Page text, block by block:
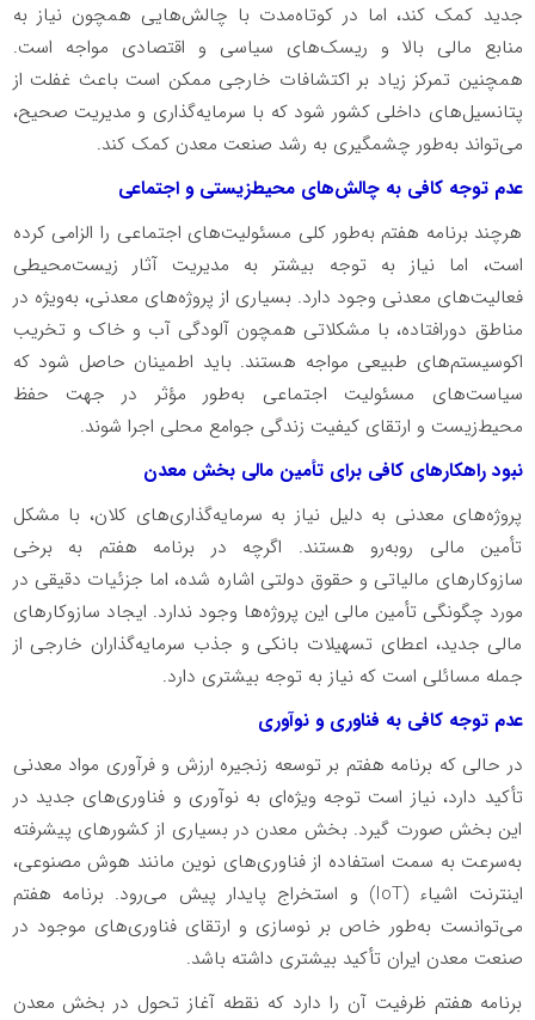
جدید کمک کند، اما در کوتاه‌مدت با چالش‌هایی همچون نیاز به
منابع مالی بالا و ریسک‌های سیاسی و اقتصادی مواجه است.
همچنین تمرکز زیاد بر اکتشافات خارجی ممکن است باعث غفلت از
پتانسیل‌های داخلی کشور شود که با سرمایه‌گذاری و مدیریت صحیح،
می‌تواند به‌طور چشمگیری به رشد صنعت معدن کمک کند.
عدم توجه کافی به چالش‌های محیط‌زیستی و اجتماعی
هرچند برنامه هفتم به‌طور کلی مسئولیت‌های اجتماعی را الزامی کرده
است، اما نیاز به توجه بیشتر به مدیریت آثار زیست‌محیطی
فعالیت‌های معدنی وجود دارد. بسیاری از پروژه‌های معدنی، به‌ویژه در
مناطق دورافتاده، با مشکلاتی همچون آلودگی آب و خاک و تخریب
اکوسیستم‌های طبیعی مواجه هستند. باید اطمینان حاصل شود که
سیاست‌های مسئولیت اجتماعی به‌طور مؤثر در جهت حفظ
محیط‌زیست و ارتقای کیفیت زندگی جوامع محلی اجرا شوند.
نبود راهکارهای کافی برای تأمین مالی بخش معدن
پروژه‌های معدنی به دلیل نیاز به سرمایه‌گذاری‌های کلان، با مشکل
تأمین مالی روبه‌رو هستند. اگرچه در برنامه هفتم به برخی
سازوکارهای مالیاتی و حقوق دولتی اشاره شده، اما جزئیات دقیقی در
مورد چگونگی تأمین مالی این پروژه‌ها وجود ندارد. ایجاد سازوکارهای
مالی جدید، اعطای تسهیلات بانکی و جذب سرمایه‌گذاران خارجی از
جمله مسائلی است که نیاز به توجه بیشتری دارد.
عدم توجه کافی به فناوری و نوآوری
در حالی که برنامه هفتم بر توسعه زنجیره ارزش و فرآوری مواد معدنی
تأکید دارد، نیاز است توجه ویژه‌ای به نوآوری و فناوری‌های جدید در
این بخش صورت گیرد. بخش معدن در بسیاری از کشورهای پیشرفته
به‌سرعت به سمت استفاده از فناوری‌های نوین مانند هوش مصنوعی،
اینترنت اشیاء (IoT) و استخراج پایدار پیش می‌رود. برنامه هفتم
می‌توانست به‌طور خاص بر نوسازی و ارتقای فناوری‌های موجود در
صنعت معدن ایران تأکید بیشتری داشته باشد.
برنامه هفتم ظرفیت آن را دارد که نقطه آغاز تحول در بخش معدن